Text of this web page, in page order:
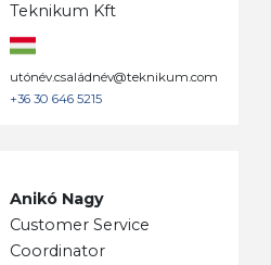
Teknikum Kft
utónév.családnév@teknikum.com
+36 30 646 5215
Anikó Nagy
Customer Service
Coordinator